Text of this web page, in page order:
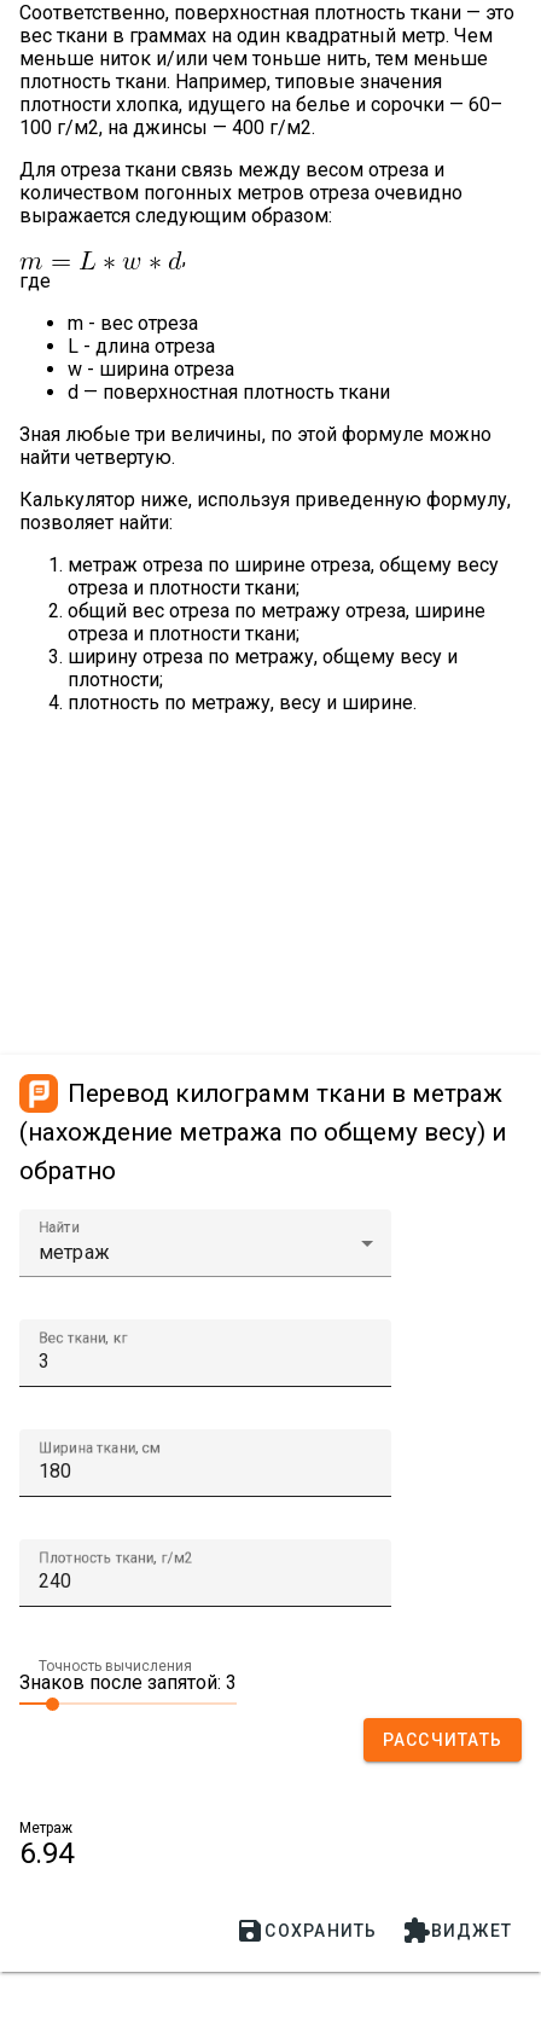
Соответственно, поверхностная плотность ткани — это
вес ткани в граммах на один квадратный метр. Чем
меньше ниток и/или чем тоньше нить, тем меньше
плотность ткани. Например, типовые значения
плотности хлопка, идущего на белье и сорочки — 60–
100 г/м2, на джинсы — 400 г/м2.
Для отреза ткани связь между весом отреза и
количеством погонных метров отреза очевидно
выражается следующим образом:
,
где
m - вес отреза
L - длина отреза
w - ширина отреза
d — поверхностная плотность ткани
Зная любые три величины, по этой формуле можно
найти четвертую.
Калькулятор ниже, используя приведенную формулу,
позволяет найти:
метраж отреза по ширине отреза, общему весу
отреза и плотности ткани;
общий вес отреза по метражу отреза, ширине
отреза и плотности ткани;
ширину отреза по метражу, общему весу и
плотности;
плотность по метражу, весу и ширине.
Перевод килограмм ткани в метраж
(нахождение метража по общему весу) и
обратно
Найти
Вес ткани, кг
Ширина ткани, см
Плотность ткани, г/м2
Точность вычисления
Знаков после запятой: 3
РАССЧИТАТЬ
Метраж
6.94
 СОХРАНИТЬ ВИДЖЕТ